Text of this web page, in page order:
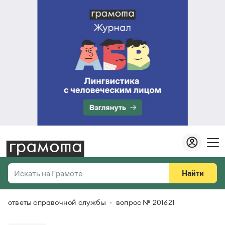
Искать на Грамоте
Справочная служба
Найти
Везде
ответы справочной службы вопрос № 201621